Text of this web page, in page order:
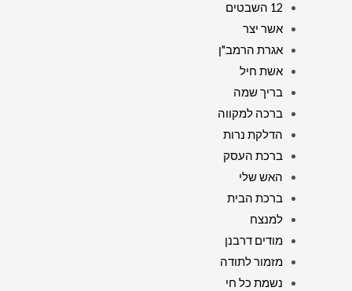
12 השבטים
אשר יצר
אגרת הרמב"ן
אשת חיל
בריך שמה
ברכה למקווה
הדלקת נרות
ברכת העסק
האש שלי
ברכת הבית
למנצח
מודים דרבנן
מזמור לתודה
נשמת כל חי